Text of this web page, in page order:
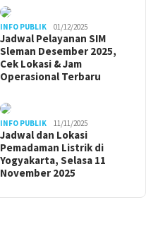
INFO PUBLIK 01/12/2025
Jadwal Pelayanan SIM
Sleman Desember 2025,
Cek Lokasi & Jam
Operasional Terbaru
INFO PUBLIK 11/11/2025
Jadwal dan Lokasi
Pemadaman Listrik di
Yogyakarta, Selasa 11
November 2025